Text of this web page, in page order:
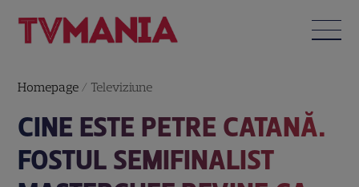
Homepage / Televiziune
CINE ESTE PETRE CATANĂ.
FOSTUL SEMIFINALIST